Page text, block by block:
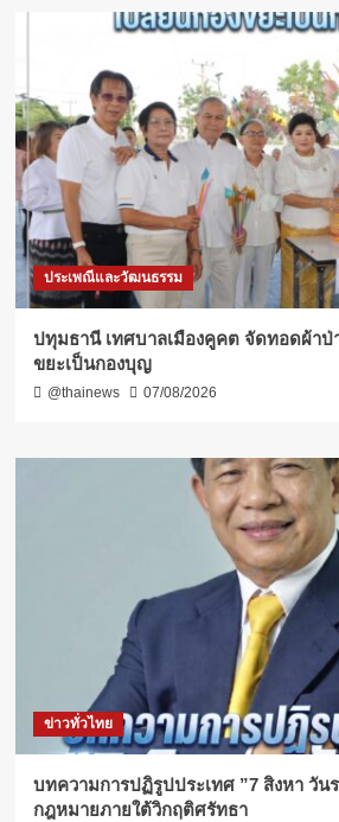
ประเพณีและวัฒนธรรม
ปทุมธานี เทศบาลเมืองคูคต จัดทอดผ้าป่
ขยะเป็นกองบุญ
@thainews 07/08/2026
ข่าวทั่วไทย
บทความการปฏิรูปประเทศ ”7 สิงหา วั
กฎหมายภายใต้วิกฤติศรัทธา